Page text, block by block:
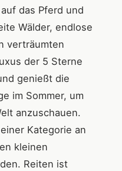
das Pferd und
Wälder, endlose
verträumten
der 5 Sterne
genießt die
im Sommer, um
anzuschauen.
Kategorie an
kleinen
Reiten ist